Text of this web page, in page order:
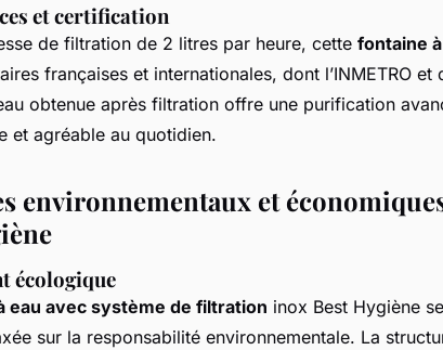
et certification
de filtration de 2 litres par heure, cette fontaine
françaises et internationales, dont l’INMETRO
obtenue après filtration offre une purification
et agréable au quotidien.
environnementaux et
écologique
eau avec système de filtration inox Best Hygiène
sur la responsabilité environnementale. La